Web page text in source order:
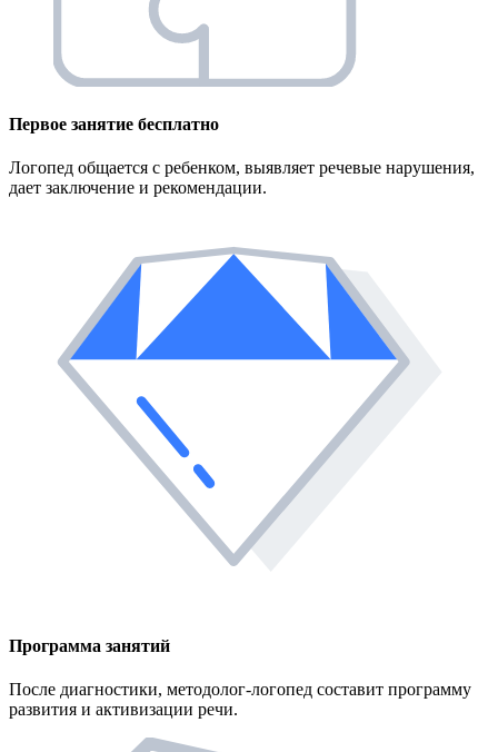
Первое занятие бесплатно
Логопед общается с ребенком, выявляет речевые нарушения,
дает заключение и рекомендации.
Программа занятий
После диагностики, методолог-логопед составит программу
развития и активизации речи.